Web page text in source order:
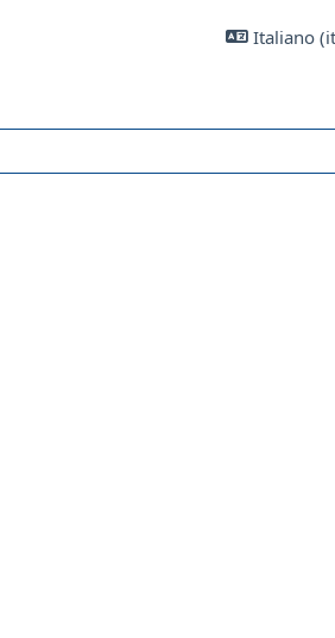
Italiano